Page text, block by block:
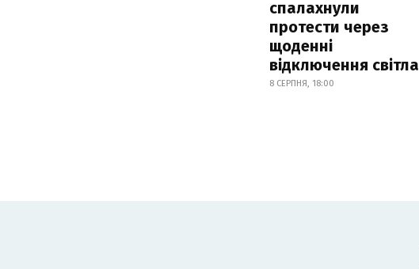
спалахнули
протести через
щоденні
відключення світла
8 СЕРПНЯ, 18:00